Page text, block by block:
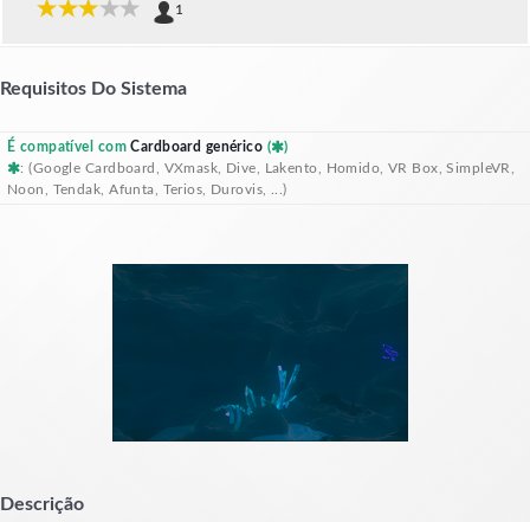
1
Requisitos Do Sistema
É compatível comCardboard genérico (
)
: (Google Cardboard, VXmask, Dive, Lakento, Homido, VR Box, SimpleVR,
Noon, Tendak, Afunta, Terios, Durovis, ...)
Descrição